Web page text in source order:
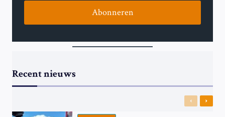
Abonneren
Recent nieuws
Previous
Next